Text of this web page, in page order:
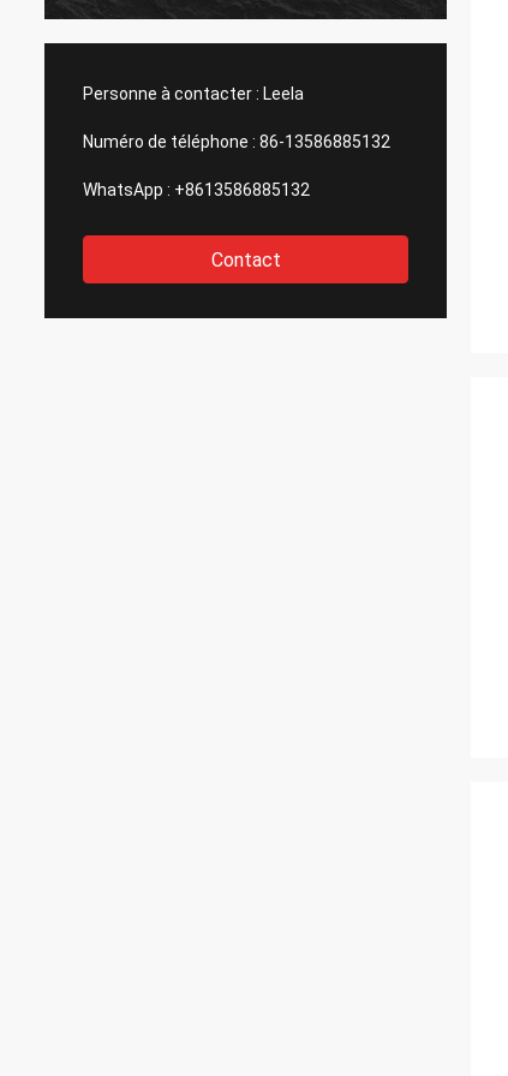
Personne à contacter : Leela
Numéro de téléphone : 86-13586885132
WhatsApp : +8613586885132
Contact